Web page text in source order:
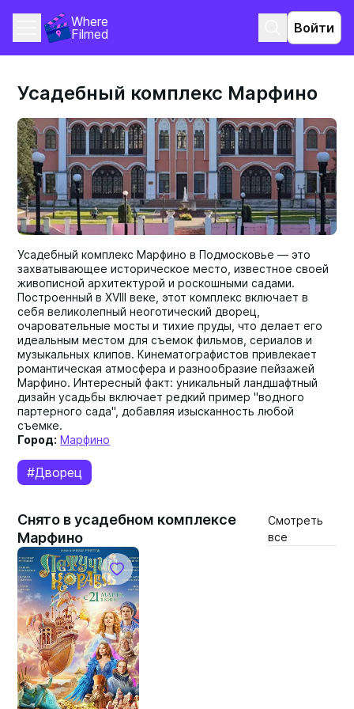
Where
Filmed
Войти
Усадебный комплекс Марфино
Усадебный комплекс Марфино в Подмосковье — это
захватывающее историческое место, известное своей
живописной архитектурой и роскошными садами.
Построенный в XVIII веке, этот комплекс включает в
себя великолепный неоготический дворец,
очаровательные мосты и тихие пруды, что делает его
идеальным местом для съемок фильмов, сериалов и
музыкальных клипов. Кинематографистов привлекает
романтическая атмосфера и разнообразие пейзажей
Марфино. Интересный факт: уникальный ландшафтный
дизайн усадьбы включает редкий пример "водного
партерного сада", добавляя изысканность любой
съемке.
Город: Марфино
#Дворец
Снято в усадебном комплексе
Марфино
Смотреть
все